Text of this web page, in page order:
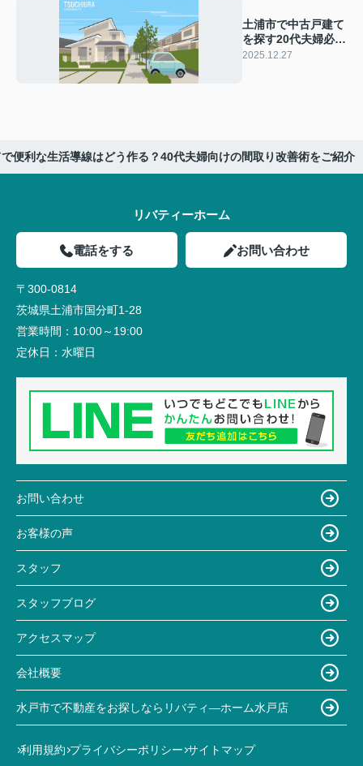
土浦市で中古戸建て
を探す20代夫婦必
見！老後向け住み替
2025.12.27
便利な生活導線はどう作る？40代夫婦向けの間取り改善術をご紹介
リバティーホーム
電話をする お問い合わせ
〒300-0814
茨城県土浦市国分町1-28
営業時間： 10:00～19:00
定休日： 水曜日
お問い合わせ
お客様の声
スタッフ
スタッフブログ
アクセスマップ
会社概要
水戸市で不動産をお探しならリバティ―ホーム水戸店
利用規約 プライバシーポリシー サイトマップ